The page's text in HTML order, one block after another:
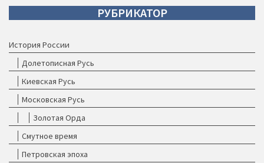
РУБРИКАТОР
История России
Долетописная Русь
Киевская Русь
Московская Русь
Золотая Орда
Смутное время
Петровская эпоха